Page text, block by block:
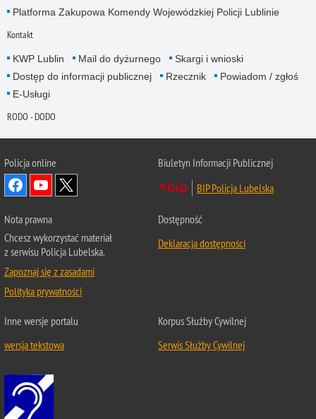
Platforma Zakupowa Komendy Wojewódzkiej Policji Lublinie
Kontakt
KWP Lublin Mail do dyżurnego
Skargi i wnioski
Dostęp do informacji publicznej
Rzecznik
Powiadom / zgłoś
E-Usługi
RODO - DODO
Policja online
Biuletyn Informacji Publicznej
BIP Policja Lubelska
Nota prawna
Chcesz wykorzystać materiał
z serwisu Policja Lubelska.
Zapoznaj się z zasadami
Polityka prywatności
Dostępność
Deklaracja dostępności
Inne wersje portalu
wersja tekstowa
Korpus Służby Cywilnej
Serwis Służby Cywilnej